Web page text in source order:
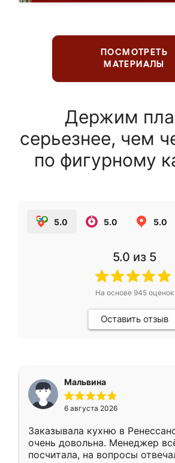
ПОСМОТРЕТЬ
МАТЕРИАЛЫ
Держим
серьезнее, чем
по фигурному
5.0 5.0 5.0
5.0 из 5
На основе 945оценок
Оставить отзыв
Мальвина
6 августа 2026
Заказывала кухню в
очень довольна. Менеджер
посчитала, на вопросы